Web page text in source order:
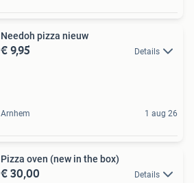
Needoh pizza nieuw
€ 9,95 Details
Arnhem 1 aug 26
Pizza oven (new in the box)
€ 30,00 Details